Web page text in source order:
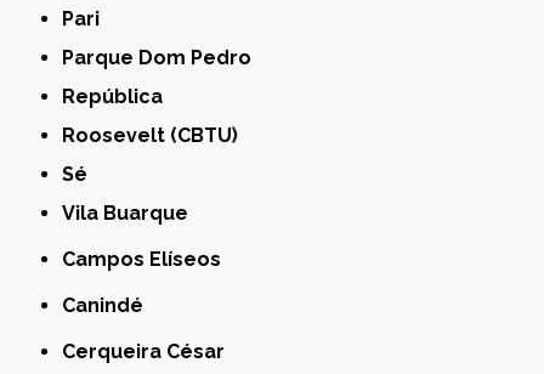
Pari
Parque Dom Pedro
República
Roosevelt (CBTU)
Sé
Vila Buarque
Campos Elíseos
Canindé
Cerqueira César